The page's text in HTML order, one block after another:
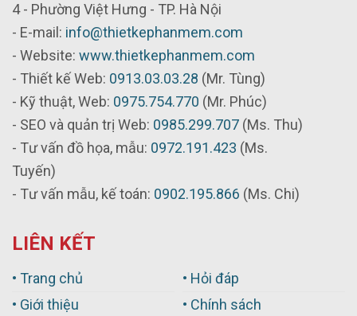
4 - Phường Việt Hưng - TP. Hà Nội
- E-mail: info@thietkephanmem.com
- Website: www.thietkephanmem.com
- Thiết kế Web: 0913.03.03.28 (Mr. Tùng)
- Kỹ thuật, Web: 0975.754.770 (Mr. Phúc)
- SEO và quản trị Web: 0985.299.707 (Ms. Thu)
- Tư vấn đồ họa, mẫu: 0972.191.423 (Ms.
Tuyến)
- Tư vấn mẫu, kế toán: 0902.195.866 (Ms. Chi)
LIÊN KẾT
• Trang chủ
• Giới thiệu
• Hỏi đáp
• Chính sách